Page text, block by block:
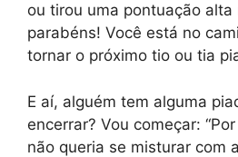
ou tirou uma pontuação
parabéns! Você está no
tornar o próximo tio ou tia
E aí, alguém tem alguma
encerrar? Vou começar:
não queria se misturar com